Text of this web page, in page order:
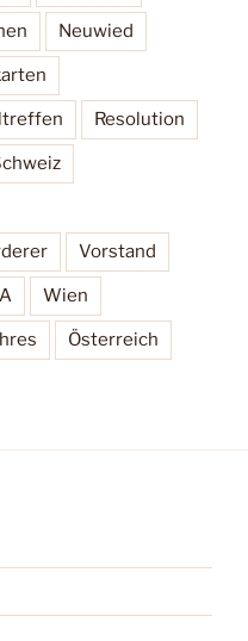
Neuwied
Resolution
Vorstand
Wien
Österreich